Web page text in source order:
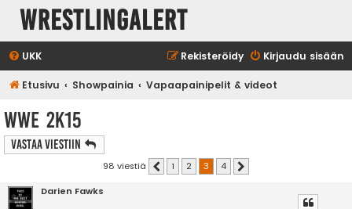
WrestlingAlert
UKK Kirjaudu sisään
Rekisteröidy
Etusivu Showpainia Vapaapainipelit & videot
WWE 2K15
Vastaa Viestiin
98 viestiä Edellinen
1 2 3 4
Darien Fawks